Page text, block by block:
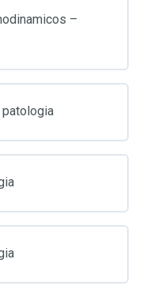
–